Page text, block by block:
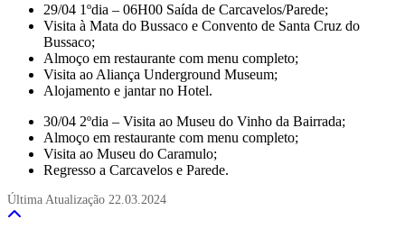
29/04 1ºdia – 06H00 Saída de Carcavelos/Parede;
Visita à Mata do Bussaco e Convento de Santa Cruz do
Bussaco;
Almoço em restaurante com menu completo;
Visita ao Aliança Underground Museum;
Alojamento e jantar no Hotel.
30/04 2ºdia – Visita ao Museu do Vinho da Bairrada;
Almoço em restaurante com menu completo;
Visita ao Museu do Caramulo;
Regresso a Carcavelos e Parede.
Última Atualização 22.03.2024